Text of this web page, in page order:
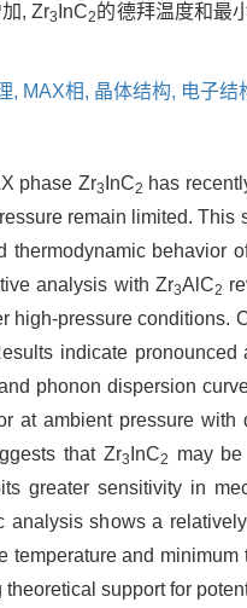
, Zr3 InC2的德拜温度和最
, MAX相, 晶体结构, 电子结
phase Zr3 InC2 has
remain limited.
thermodynamic behavior
analysis with Zr3AlC2
high-pressure conditions.
indicate
phonon dispersion
at ambient pressure
that Zr3 InC2
may
greater sensitivity in
analysis shows a
temperature and
theoretical support for